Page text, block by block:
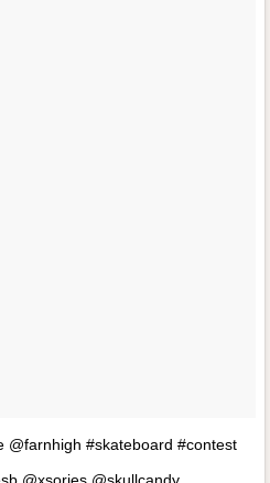
@farnhigh #skateboard #contest